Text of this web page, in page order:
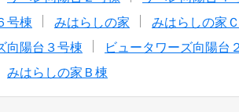
号棟 みはらしの家
みはらしの家
向陽台３号棟
ビュータワーズ向陽台
みはらしの家Ｂ棟